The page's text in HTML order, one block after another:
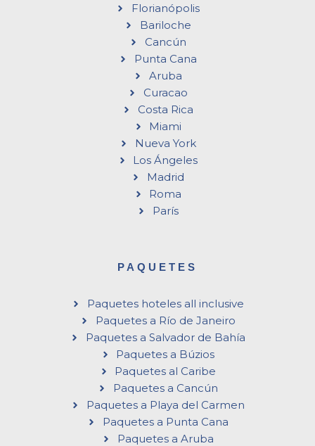
Florianópolis
Bariloche
Cancún
Punta Cana
Aruba
Curacao
Costa Rica
Miami
Nueva York
Los Ángeles
Madrid
Roma
París
PAQUETES
Paquetes hoteles all inclusive
Paquetes a Río de Janeiro
Paquetes a Salvador de Bahía
Paquetes a Búzios
Paquetes al Caribe
Paquetes a Cancún
Paquetes a Playa del Carmen
Paquetes a Punta Cana
Paquetes a Aruba